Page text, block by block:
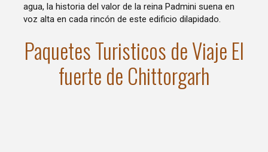
agua, la historia del valor de la reina Padmini suena en
voz alta en cada rincón de este edificio dilapidado.
Paquetes Turisticos de Viaje El
fuerte de Chittorgarh